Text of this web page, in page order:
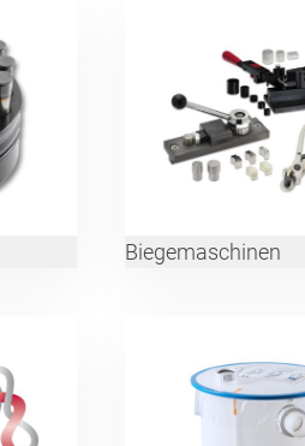
Biegemaschinen